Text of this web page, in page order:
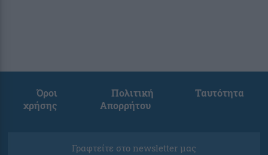
Όροι
χρήσης
Πολιτική
Απορρήτου
Ταυτότητα
Γραφτείτε στο newsletter μας